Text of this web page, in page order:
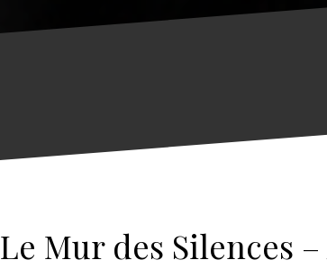
Le Mur des Silences